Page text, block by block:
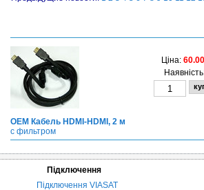
Ціна: 60.00
OEM Кабель HDMI-HDMI, 2 м
с фильтром
Підключення
Підключення VIASAT